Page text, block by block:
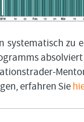
zu
erfahren Sie